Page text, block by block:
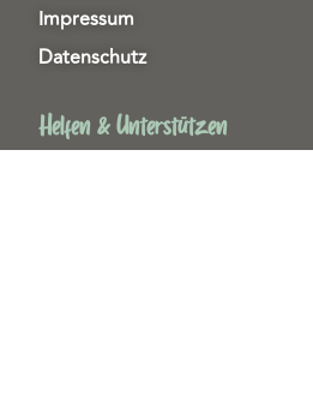
Impressum
Datenschutz
Helfen & Unterstützen